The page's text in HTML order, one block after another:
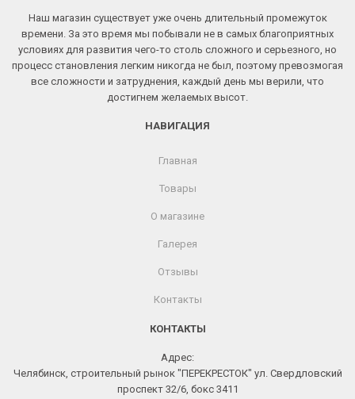
Наш магазин существует уже очень длительный промежуток
времени. За это время мы побывали не в самых благоприятных
условиях для развития чего-то столь сложного и серьезного, но
процесс становления легким никогда не был, поэтому превозмогая
все сложности и затруднения, каждый день мы верили, что
достигнем желаемых высот.
НАВИГАЦИЯ
Главная
Товары
О магазине
Галерея
Отзывы
Контакты
КОНТАКТЫ
Адрес:
Челябинск, строительный рынок "ПЕРЕКРЕСТОК" ул. Свердловский
проспект 32/6, бокс 3411